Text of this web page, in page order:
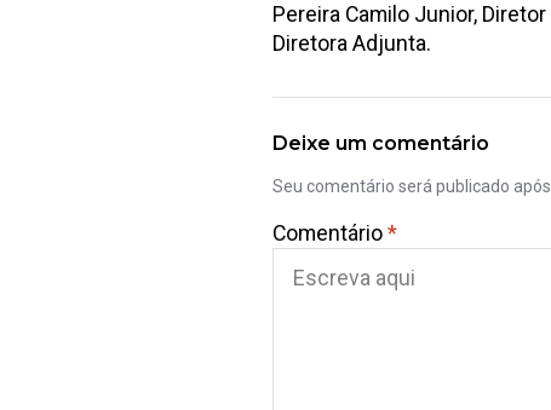
Pereira Camilo Junior,
Diretora Adjunta.
Deixe um comentário
Seu comentário será publicado
Comentário*